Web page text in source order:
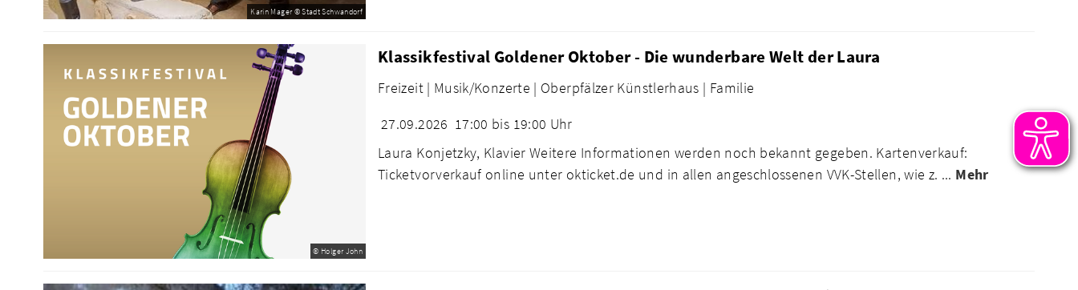
Karin Mager © Stadt Schwandorf
© Holger John
Klassikfestival Goldener Oktober - Die wunderbare Welt der Laura
Freizeit | Musik/Konzerte | Oberpfälzer Künstlerhaus | Familie
27.09.2026 17:00 bis 19:00 Uhr
Laura Konjetzky, Klavier Weitere Informationen werden noch bekannt gegeben. Kartenverkauf:
Ticketvorverkauf online unter okticket.de und in allen angeschlossenen VVK-Stellen, wie z. ... Mehr